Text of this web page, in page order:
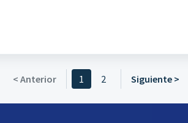
< Anterior 1 2 Siguiente >